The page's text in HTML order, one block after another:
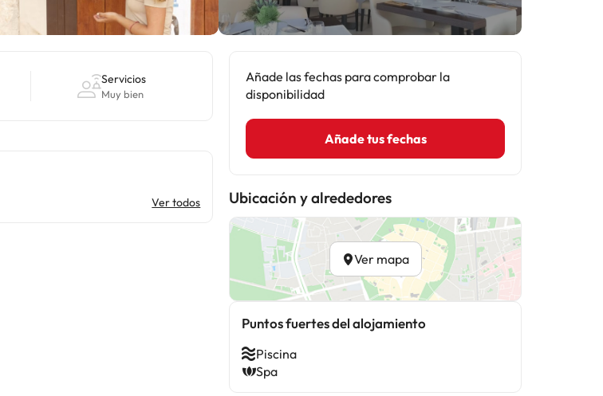
Servicios
Muy bien
Ver todos
Añade las fechas para comprobar la
disponibilidad
Añade tus fechas
Ubicación y alrededores
Ver mapa
Puntos fuertes del alojamiento
Piscina
Spa